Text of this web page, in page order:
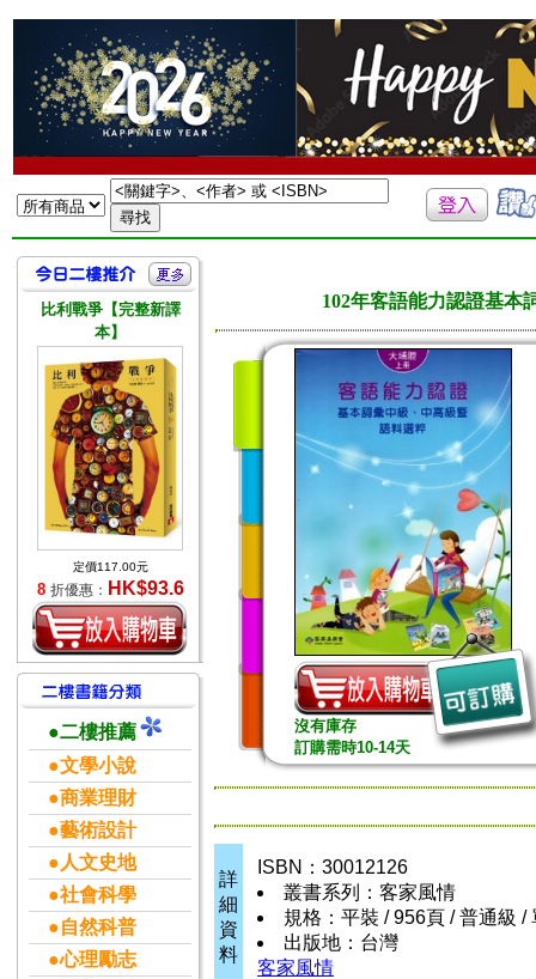
比利戰爭【完整新譯
本】
定價117.00元
8 折優惠： HK$93.6
●二樓推薦
●文學小說
●商業理財
●藝術設計
●人文史地
●社會科學
●自然科普
●心理勵志
102年客語能力認證基本
沒有庫存
訂購需時10-14天
詳
細
資
料
ISBN：30012126
叢書系列：客家風情
規格：平裝 / 956頁 / 普通級 /
出版地：台灣
客家風情